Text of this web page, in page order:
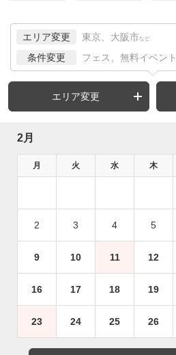
エリア変更 東京、大阪市 など
条件変更 フェス、無料イベント
エリア変更
2月
月 火 水 木
2 3 4 5
9 10 11 12
16 17 18 19
23 24 25 26